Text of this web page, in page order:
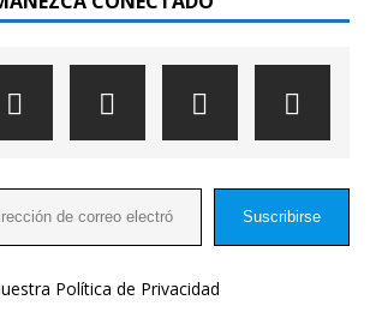
Suscribirse
Política de Privacidad